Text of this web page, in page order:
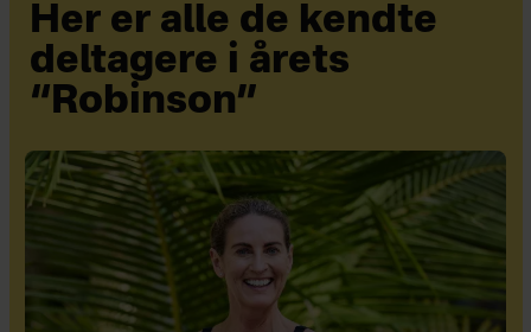
Her er alle de kendte
deltagere i årets
“Robinson”